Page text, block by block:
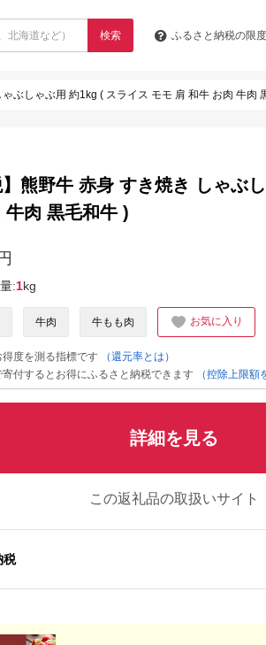
検索 ふるさと納税の限
ぶしゃぶ用 約1kg ( スライス モモ 肩 和牛 お肉 牛肉
】熊野牛 赤身 すき焼き しゃぶ
肉 黒毛和牛 )
円
量:1kg
牛肉 牛もも肉 お気に入り
度を測る指標です
（還元率とは）
付するとお得にふるさと納税できます
（控除上限額
詳細を見る
この返礼品の取扱いサイト
税